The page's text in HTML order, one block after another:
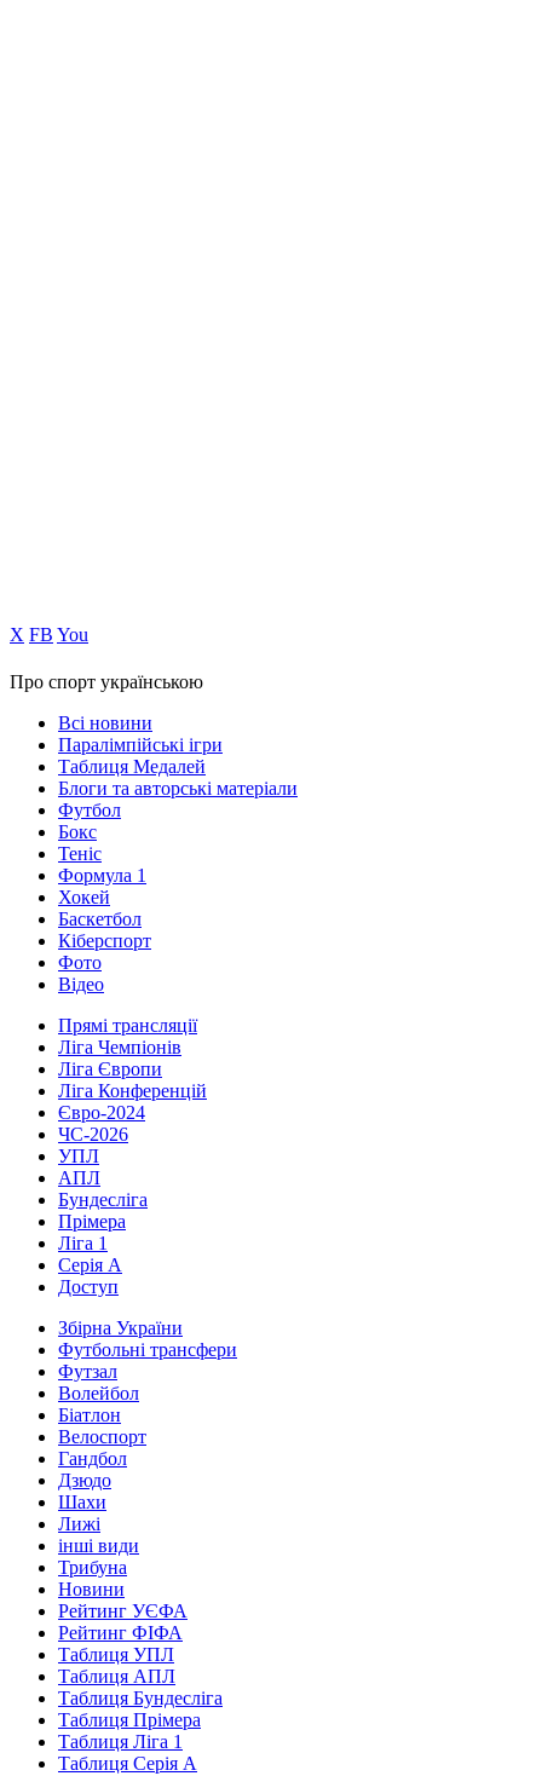
Х FB You
Про спорт українською
Всі новини
Паралімпійські ігри
Таблиця Медалей
Блоги та авторські матеріали
Футбол
Бокс
Теніс
Формула 1
Хокей
Баскетбол
Кіберспорт
Фото
Відео
Прямі трансляції
Ліга Чемпіонів
Ліга Європи
Ліга Конференцій
Євро-2024
ЧС-2026
УПЛ
АПЛ
Бундесліга
Прімера
Ліга 1
Серія А
Доступ
Збірна України
Футбольні трансфери
Футзал
Волейбол
Біатлон
Велоспорт
Гандбол
Дзюдо
Шахи
Лижі
інші види
Трибуна
Новини
Рейтинг УЄФА
Рейтинг ФІФА
Таблиця УПЛ
Таблиця АПЛ
Таблиця Бундесліга
Таблиця Прімера
Таблиця Ліга 1
Таблиця Серія А